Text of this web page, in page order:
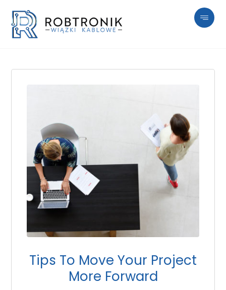
Tips To Move Your Project
More Forward